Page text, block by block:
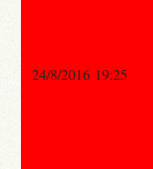
24/8/2016 19:25